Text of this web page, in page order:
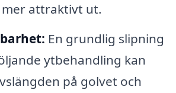
attraktivt ut.
En grundlig slipning
ytbehandling kan
på golvet och